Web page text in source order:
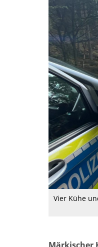
Vier Kühe
Märkischer